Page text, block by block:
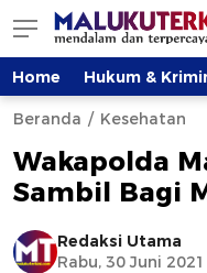
Home Hukum &
Beranda Kesehatan
Wakapolda
Sambil Bagi
Redaksi Utama
Rabu, 30 Juni